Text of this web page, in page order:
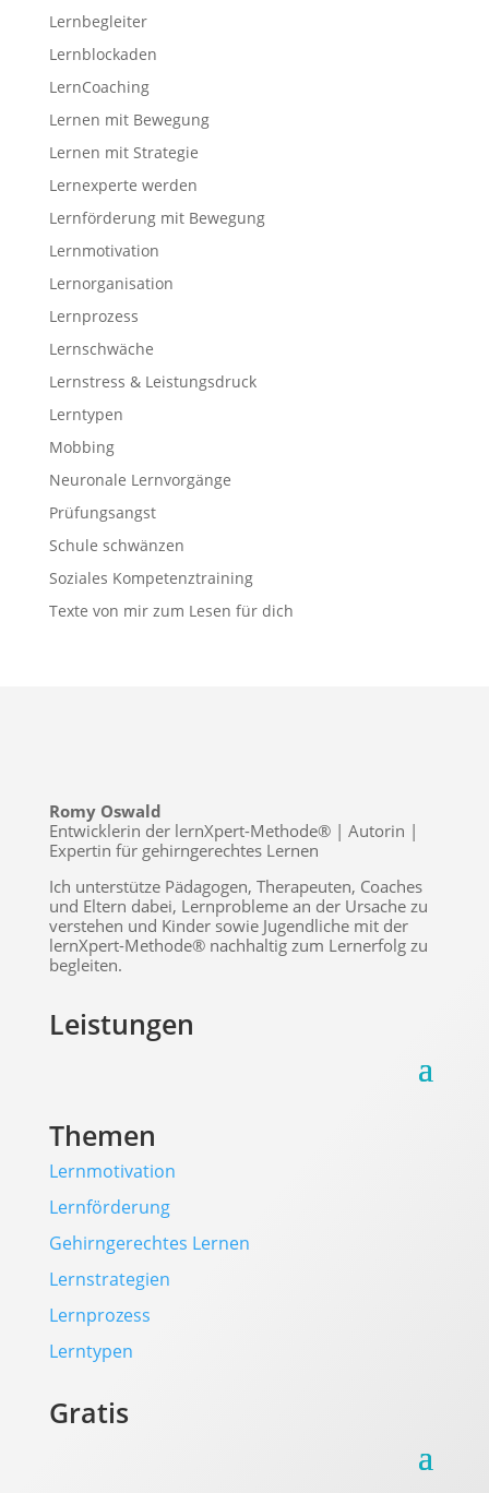
Lernbegleiter
Lernblockaden
LernCoaching
Lernen mit Bewegung
Lernen mit Strategie
Lernexperte werden
Lernförderung mit Bewegung
Lernmotivation
Lernorganisation
Lernprozess
Lernschwäche
Lernstress & Leistungsdruck
Lerntypen
Mobbing
Neuronale Lernvorgänge
Prüfungsangst
Schule schwänzen
Soziales Kompetenztraining
Texte von mir zum Lesen für dich
Romy Oswald
Entwicklerin der lernXpert-Methode® | Autorin |
Expertin für gehirngerechtes Lernen
Ich unterstütze Pädagogen, Therapeuten, Coaches
und Eltern dabei, Lernprobleme an der Ursache zu
verstehen und Kinder sowie Jugendliche mit der
lernXpert-Methode® nachhaltig zum Lernerfolg zu
begleiten.
Leistungen
Themen
Lernmotivation
Lernförderung
Gehirngerechtes Lernen
Lernstrategien
Lernprozess
Lerntypen
Gratis